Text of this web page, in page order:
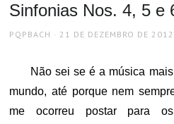
Sinfonias Nos. 4, 5 e
AUTHOR
PQPBACH
POSTED
21 DE DEZEMBRO DE 2012
Não sei se é a música
mundo, até porque nem
me ocorreu postar para